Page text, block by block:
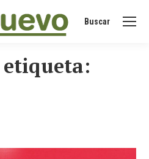
Buscar:
Buscar